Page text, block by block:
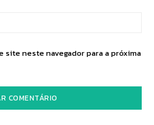
site neste navegador para a próxima